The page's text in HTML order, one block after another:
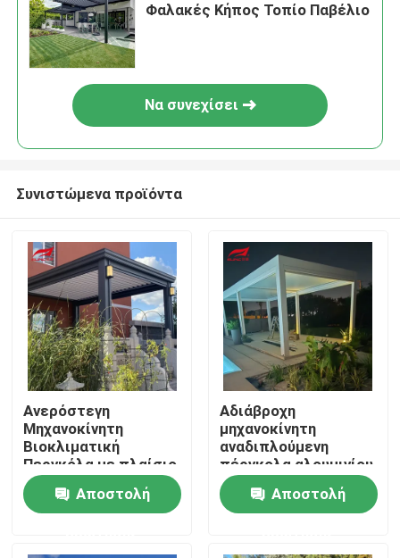
Σπίτι
Προϊόντα
Περίπου εμείς
Φαλακές Κήπος Τοπίο Παβέλιο
Να συνεχίσει
Συνιστώμενα προϊόντα
Ανερόστεγη
Μηχανοκίνητη
Βιοκλιματική
Περγκόλα με πλαίσιο
6063-T5 Αλουμινίου
Αποστολή
Αδιάβροχη
μηχανοκίνητη
αναδιπλούμενη
πέργκολα αλουμινίου
με περσίδα οροφής
από κράμα
αλουμινίου 6063-T5
Αποστολή